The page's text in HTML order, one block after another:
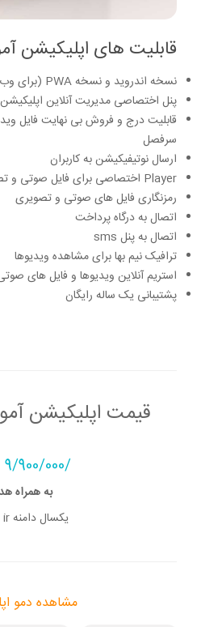
قابلیت های اپلیکیشن
نسخه اندروید و نسخه PWA (برای وب و IOS)
پنل اختصاصی مدیریت آنلاین اپلیکیشن
سرفصل
ارسال نوتیفیکیشن به کاربران
Player اختصاصی برای فایل صوتی و تصویری
رمزنگاری فایل های صوتی و تصویری
اتصال به درگاه پرداخت
اتصال به پنل sms
ترافیک نیم بها برای مشاهده ویدیوها
استریم آنلاین ویدیوها و فایل های
پشتیبانی یک ساله رایگان
قیمت اپلیکیشن
/9/900/000 تومان
به همراه
یکسال دامنه ir رایگان
مشاهده دمو